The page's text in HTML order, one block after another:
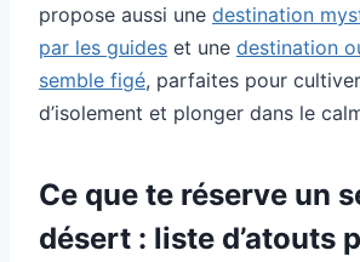
propose aussi une destination
par les guides et une destination
semble figé, parfaites pour
d’isolement et plonger dans le
Ce que te réserve un
désert : liste d’atouts